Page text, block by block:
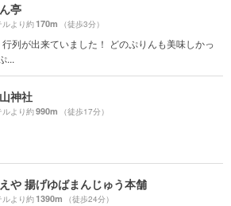
亭
ルより約170m （徒歩3分）
列が出来ていました！ どのぷりんも美味しかっ
...
神社
ルより約990m （徒歩17分）
や 揚げゆばまんじゅう本舗
ルより約1390m （徒歩24分）